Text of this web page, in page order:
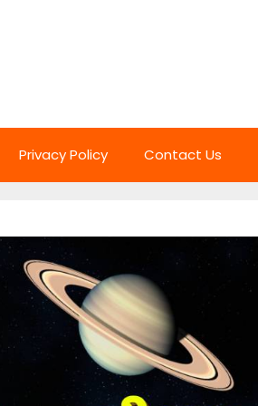
Privacy Policy Contact Us